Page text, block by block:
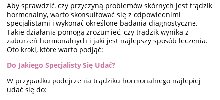
Aby sprawdzić, czy przyczyną problemów skórnych jest trądzik
hormonalny, warto skonsultować się z odpowiednimi
specjalistami i wykonać określone badania diagnostyczne.
Takie działania pomogą zrozumieć, czy trądzik wynika z
zaburzeń hormonalnych i jaki jest najlepszy sposób leczenia.
Oto kroki, które warto podjąć:
Do Jakiego Specjalisty Się Udać?
W przypadku podejrzenia trądziku hormonalnego najlepiej
udać się do: